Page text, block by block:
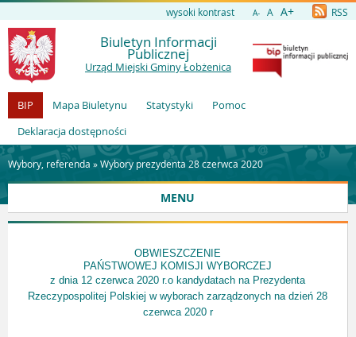
wysoki kontrast A- A A+ RSS
Biuletyn Informacji
Publicznej
Urząd Miejski Gminy Łobżenica
BIP Mapa Biuletynu Statystyki
Pomoc
Deklaracja dostępności
Wybory, referenda »Wybory prezydenta 28 czerwca 2020
MENU
OBWIESZCZENIE
PAŃSTWOWEJ KOMISJI WYBORCZEJ
z dnia 12 czerwca 2020 r.o kandydatach na Prezydenta
Rzeczypospolitej Polskiej w wyborach zarządzonych na dzień 28
czerwca 2020 r